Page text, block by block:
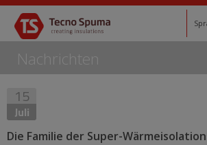
Español
Català
Nachrichten
15
Juli
Die Familie der Super-